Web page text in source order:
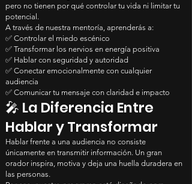
pero no tienen por qué controlar tu vida ni limitar tu
potencial.
A través de nuestra mentoría, aprenderás a:
✅ Controlar el miedo escénico
✅ Transformar los nervios en energía positiva
✅ Hablar con seguridad y autoridad
✅ Conectar emocionalmente con cualquier
audiencia
✅ Comunicar tu mensaje con claridad e impacto
🎤 La Diferencia Entre
Hablar y Transformar
Hablar frente a una audiencia no consiste
únicamente en transmitir información. Un gran
orador inspira, motiva y deja una huella duradera en
las personas.